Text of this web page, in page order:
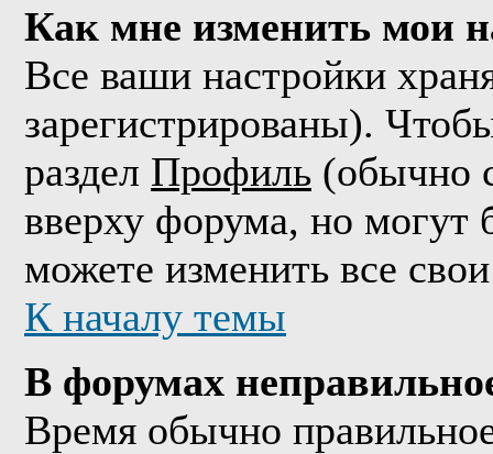
Как мне изменить мои
Все ваши настройки
зарегистрированы).
раздел Профиль (обычно
вверху форума, но
можете изменить все
К началу темы
В форумах
Время обычно